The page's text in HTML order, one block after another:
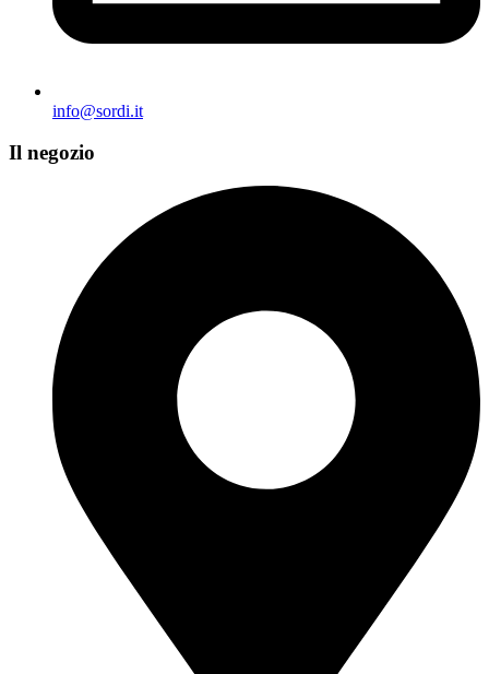
info@sordi.it
Il negozio